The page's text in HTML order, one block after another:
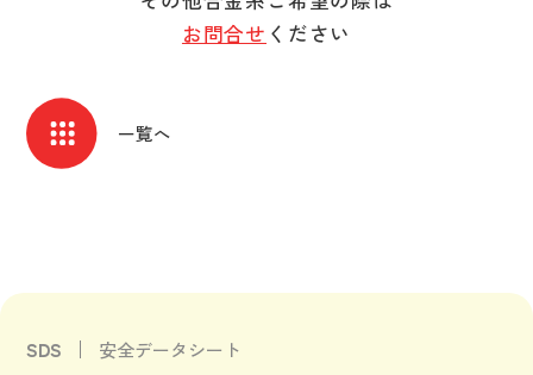
お問合せ ください
一覧へ
SDS 安全データシート